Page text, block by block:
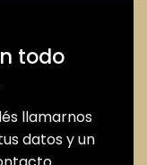
todo
llamarnos
datos y un